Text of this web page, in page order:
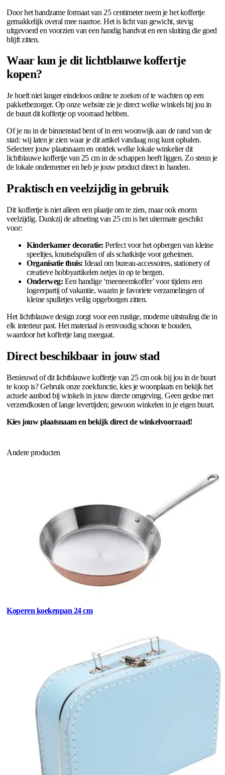
Door het handzame formaat van 25 centimeter neem je het koffertje
gemakkelijk overal mee naartoe. Het is licht van gewicht, stevig
uitgevoerd en voorzien van een handig handvat en een sluiting die goed
blijft zitten.
Waar kun je dit lichtblauwe koffertje
kopen?
Je hoeft niet langer eindeloos online te zoeken of te wachten op een
pakketbezorger. Op onze website zie je direct welke winkels bij jou in
de buurt dit koffertje op voorraad hebben.
Of je nu in de binnenstad bent of in een woonwijk aan de rand van de
stad: wij laten je zien waar je dit artikel vandaag nog kunt ophalen.
Selecteer jouw plaatsnaam en ontdek welke lokale winkelier dit
lichtblauwe koffertje van 25 cm in de schappen heeft liggen. Zo steun je
de lokale ondernemer en heb je jouw product direct in handen.
Praktisch en veelzijdig in gebruik
Dit koffertje is niet alleen een plaatje om te zien, maar ook enorm
veelzijdig. Dankzij de afmeting van 25 cm is het uitermate geschikt
voor:
Kinderkamer decoratie: Perfect voor het opbergen van kleine
speeltjes, knutselspullen of als schatkistje voor geheimen.
Organisatie thuis: Ideaal om bureau-accessoires, stationery of
creatieve hobbyartikelen netjes in op te bergen.
Onderweg: Een handige ‘meeneemkoffer’ voor tijdens een
logeerpartij of vakantie, waarin je favoriete verzamelingen of
kleine spulletjes veilig opgeborgen zitten.
Het lichtblauwe design zorgt voor een rustige, moderne uitstraling die in
elk interieur past. Het materiaal is eenvoudig schoon te houden,
waardoor het koffertje lang meegaat.
Direct beschikbaar in jouw stad
Benieuwd of dit lichtblauwe koffertje van 25 cm ook bij jou in de buurt
te koop is? Gebruik onze zoekfunctie, kies je woonplaats en bekijk het
actuele aanbod bij winkels in jouw directe omgeving. Geen gedoe met
verzendkosten of lange levertijden; gewoon winkelen in je eigen buurt.
Kies jouw plaatsnaam en bekijk direct de winkelvoorraad!
Andere producten
Koperen koekenpan 24 cm